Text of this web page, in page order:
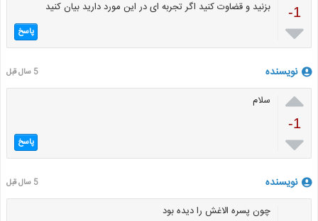
-1

بزنید و قضاوت کنید اگر تجربه ای در این مورد دارید بیان کنید
پاسخ
نویسنده 5 سال قبل

-1

سلام
پاسخ
نویسنده 5 سال قبل
چون پسره الاغش را دیده بود